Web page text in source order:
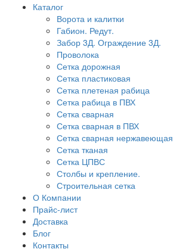
Каталог
Ворота и калитки
Габион. Редут.
Забор 3Д. Ограждение 3Д.
Проволока
Сетка дорожная
Сетка пластиковая
Сетка плетеная рабица
Сетка рабица в ПВХ
Сетка сварная
Сетка сварная в ПВХ
Сетка сварная нержавеющая
Сетка тканая
Сетка ЦПВС
Столбы и крепление.
Строительная сетка
О Компании
Прайс-лист
Доставка
Блог
Контакты